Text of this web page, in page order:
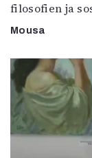
filosofien ja
Mousa